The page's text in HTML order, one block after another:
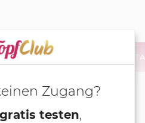
KOCHMODUS
Zugang?
gratis testen,